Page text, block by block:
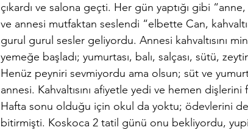
çıkardı ve salona geçti. Her gün yaptığı gibi
ve annesi mutfaktan seslendi “elbette Can,
gurul gurul sesler geliyordu. Annesi kahvaltısını
yemeğe başladı; yumurtası, balı, salçası, sütü,
Henüz peyniri sevmiyordu ama olsun; süt ve
annesi. Kahvaltısını afiyetle yedi ve hemen dişlerini
Hafta sonu olduğu için okul da yoktu; ödevlerini
bitirmişti. Koskoca 2 tatil günü onu bekliyordu,